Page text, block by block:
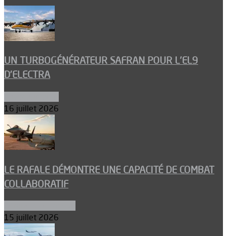
UN TURBOGÉNÉRATEUR SAFRAN POUR L’EL9
D’ELECTRA
16 juillet 2026
LE RAFALE DÉMONTRE UNE CAPACITÉ DE COMBAT
COLLABORATIF
15 juillet 2026